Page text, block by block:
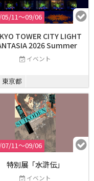
05/11〜09/06
TOWER CITY LIGHT
2026 Summer
イベント
東京都
07/11〜09/06
特別展「水滸伝」
イベント